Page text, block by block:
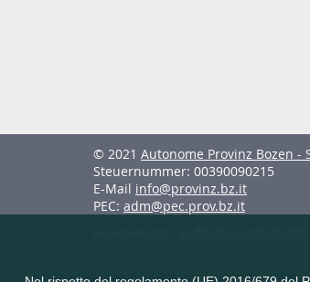
© 2021 Autonome Provinz Bozen -
Steuernummer: 00390090215
E-Mail info@provinz.bz.it
PEC: adm@pec.prov.bz.it